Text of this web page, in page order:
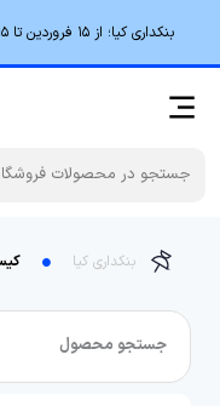
بنکداری کیا؛ از ۱۵ فروردین تا ۱۵ خرداد، خرید بالای 50میلیون تومان رایگان شد!
بنکداری کیا
جستجو محصول